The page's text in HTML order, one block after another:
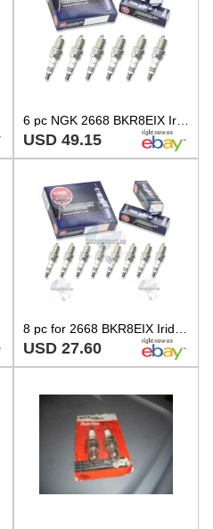
USD 49.15
USD 27.60